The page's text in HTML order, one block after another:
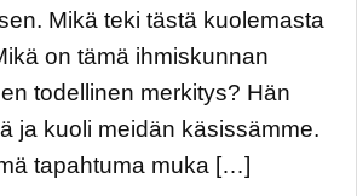
Mikä teki tästä kuolemasta
on tämä ihmiskunnan
todellinen merkitys? Hän
ja kuoli meidän käsissämme.
tapahtuma muka […]